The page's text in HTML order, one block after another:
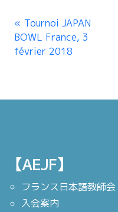
Tournoi JAPAN
BOWL France, 3
février 2018
【AEJF】
フランス日本語教師会
入会案内